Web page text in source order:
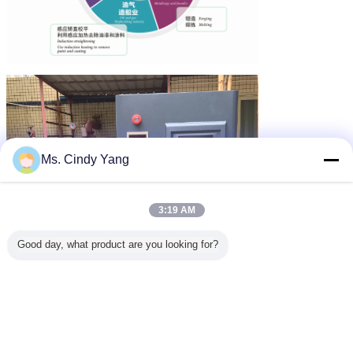
Ms. Cindy Yang
3:19 AM
Good day, what product are you looking for?